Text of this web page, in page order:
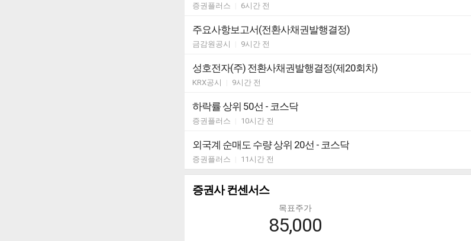
증권플러스 6시간 전
주요사항보고서(전환사채권발행결정)
금감원공시 9시간 전
성호전자(주) 전환사채권발행결정(제20회차)
KRX공시 9시간 전
하락률 상위 50선 - 코스닥
증권플러스 10시간 전
외국계 순매도 수량 상위 20선 - 코스닥
증권플러스 11시간 전
증권사 컨센서스
목표주가
85,000